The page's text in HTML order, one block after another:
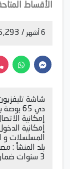
الأقساط
6 أشهر / 5,293 EGP
دي 65 بوصة بنظام جوجل تي في
إمكانية
المسلسلات و
بلد المنشأ :
3 سنوات ضمان مجاني شامل